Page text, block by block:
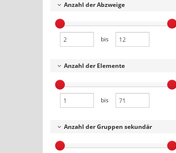
Anzahl der Abzweige
bis
Anzahl der Elemente
bis
Anzahl der Gruppen sekundär